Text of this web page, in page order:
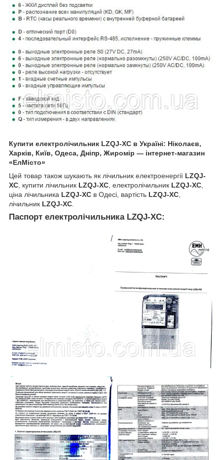
Купити електролічильник LZQJ-XC в Україні: Ніколаєв,
Харків, Київ, Одеса, Дніпр, Жиромір — інтернет-магазин
«ЕлМісто»
Цей товар також шукають як лічильник електроенергії LZQJ-
XC , купити лічильник LZQJ-XC , електролічильник LZQJ-XC
ціна лічильника LZQJ-XC в Одесі, вартість LZQJ-XC
лічильник LZQJ-XC
Паспорт електролічильника LZQJ-XC: